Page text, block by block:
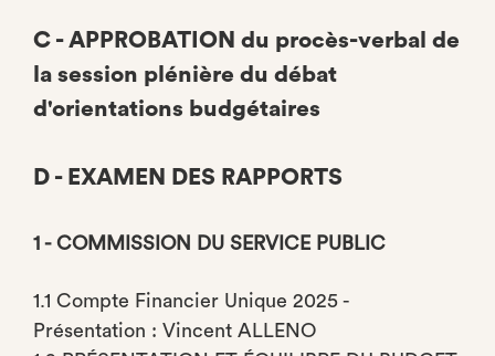
C - APPROBATION du procès-verbal de
la session plénière du débat
d'orientations budgétaires
D - EXAMEN DES RAPPORTS
1 - COMMISSION DU SERVICE PUBLIC
1.1 Compte Financier Unique 2025 -
Présentation : Vincent ALLENO